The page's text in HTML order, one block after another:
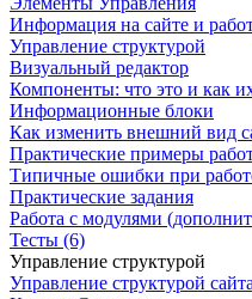
Информация на сайте и
Управление структурой
Визуальный редактор
Компоненты: что это и как
Информационные блоки
Как изменить внешний вид
Практические примеры
Типичные ошибки при
Практические задания
Работа с модулями
Тесты (6)
Управление структурой
Управление структурой сайта